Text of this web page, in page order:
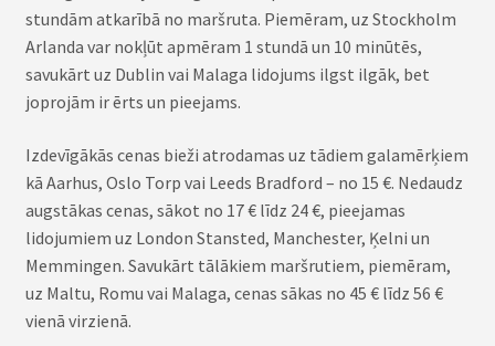
stundām atkarībā no maršruta. Piemēram, uz Stockholm
Arlanda var nokļūt apmēram 1 stundā un 10 minūtēs,
savukārt uz Dublin vai Malaga lidojums ilgst ilgāk, bet
joprojām ir ērts un pieejams.
Izdevīgākās cenas bieži atrodamas uz tādiem galamērķiem
kā Aarhus, Oslo Torp vai Leeds Bradford – no 15 €. Nedaudz
augstākas cenas, sākot no 17 € līdz 24 €, pieejamas
lidojumiem uz London Stansted, Manchester, Ķelni un
Memmingen. Savukārt tālākiem maršrutiem, piemēram,
uz Maltu, Romu vai Malaga, cenas sākas no 45 € līdz 56 €
vienā virzienā.